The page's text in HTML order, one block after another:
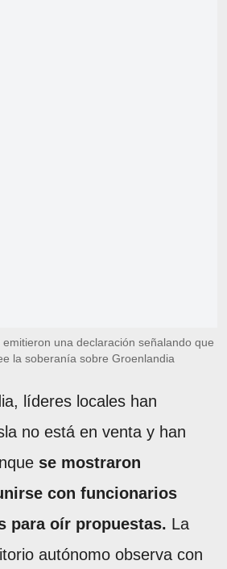
una declaración señalando que
la soberanía sobre Groenlandia
líderes locales han
no está en venta y han
se mostraron
con funcionarios
para oír propuestas. La
autónomo observa con